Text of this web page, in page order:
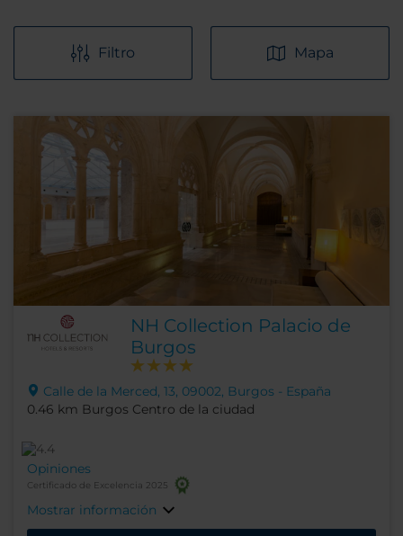
Filtro Mapa
NH Collection Palacio de
Burgos
Calle de la Merced, 13, 09002, Burgos - España
0.46 km Burgos Centro de la ciudad
Opiniones
Certificado de Excelencia 2025
Mostrar información